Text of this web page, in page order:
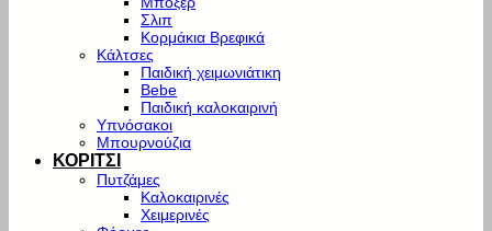
Σλιπ
Κορμάκια Βρεφικά
Κάλτσες
Παιδική χειμωνιάτικη
Bebe
Παιδική καλοκαιρινή
Υπνόσακοι
Μπουρνούζια
ΚΟΡΙΤΣΙ
Πυτζάμες
Καλοκαιρινές
Χειμερινές